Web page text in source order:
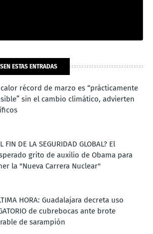
ESTAS ENTRADAS
récord de marzo es “prácticamente
sin el cambio climático, advierten
FIN DE LA SEGURIDAD GLOBAL? El
grito de auxilio de Obama para
la "Nueva Carrera Nuclear"
HORA: Guadalajara decreta uso
de cubrebocas ante brote
de sarampión